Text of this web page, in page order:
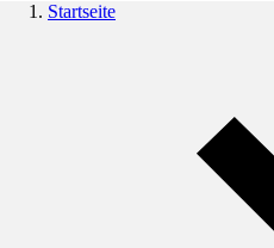
Startseite